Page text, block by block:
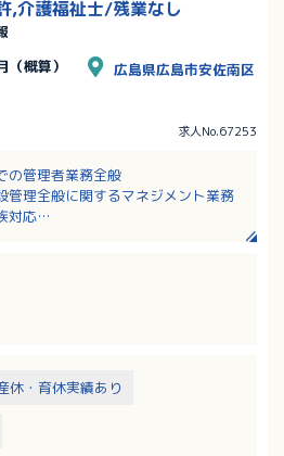
,介護福祉士/残業なし
（概算） 広島県広島市安佐南区
求人No.67253
の管理者業務全般
管理全般に関するマネジメント業務
対応
理など、施設運営に付随する業務全
休・育休実績あり